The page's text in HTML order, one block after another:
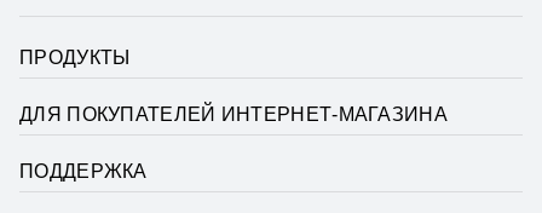
ПРОДУКТЫ
ДЛЯ ПОКУПАТЕЛЕЙ ИНТЕРНЕТ-МАГАЗИНА
ПОДДЕРЖКА